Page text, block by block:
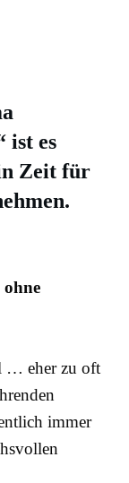
ist es
Zeit für
ohne
… eher zu oft
immer